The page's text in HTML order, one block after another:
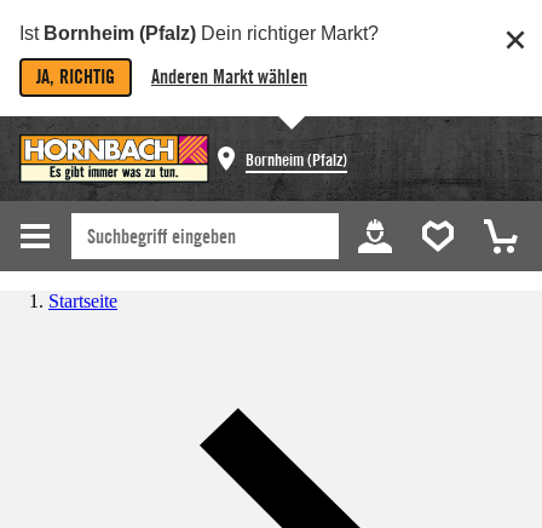
Ist Bornheim (Pfalz) Dein richtiger Markt?
JA, RICHTIG Anderen Markt wählen
Bornheim (Pfalz)
Startseite